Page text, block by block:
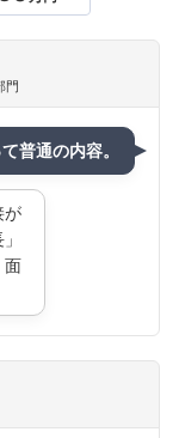
門
普通の内容。
が
面